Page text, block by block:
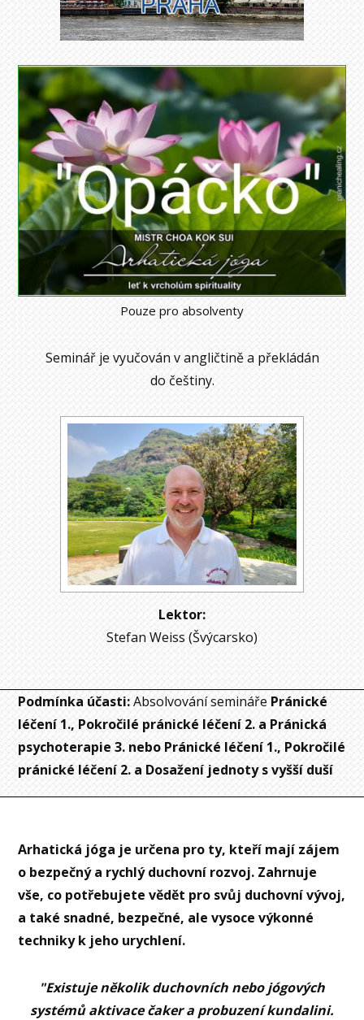
Pouze pro absolventy
Seminář je vyučován v angličtině a překládán
do češtiny.
Lektor:
Stefan Weiss (Švýcarsko)
Podmínka účasti:Absolvování semináře Pránické
léčení 1., Pokročilé pránické léčení 2. a Pránická
psychoterapie 3. nebo Pránické léčení 1., Pokročilé
pránické léčení 2. a Dosažení jednoty s vyšší duší
Arhatická jóga je určena pro ty, kteří mají zájem
o bezpečný a rychlý duchovní rozvoj. Zahrnuje
vše, co potřebujete vědět pro svůj duchovní vývoj,
a také snadné, bezpečné, ale vysoce výkonné
techniky k jeho urychlení.
"Existuje několik duchovních nebo jógových
systémů aktivace čaker a probuzení kundalini.